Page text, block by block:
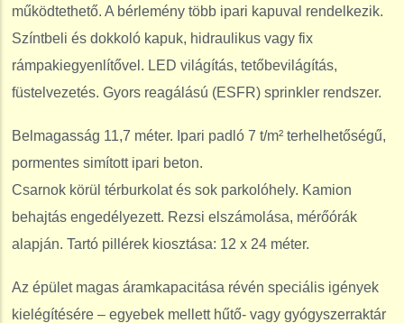
működtethető. A bérlemény több ipari kapuval rendelkezik.
Színtbeli és dokkoló kapuk, hidraulikus vagy fix
rámpakiegyenlítővel. LED világítás, tetőbevilágítás,
füstelvezetés. Gyors reagálású (ESFR) sprinkler rendszer.
Belmagasság 11,7 méter. Ipari padló 7 t/m² terhelhetőségű,
pormentes simított ipari beton.
Csarnok körül térburkolat és sok parkolóhely. Kamion
behajtás engedélyezett. Rezsi elszámolása, mérőórák
alapján. Tartó pillérek kiosztása: 12 x 24 méter.
Az épület magas áramkapacitása révén speciális igények
kielégítésére – egyebek mellett hűtő- vagy gyógyszerraktár